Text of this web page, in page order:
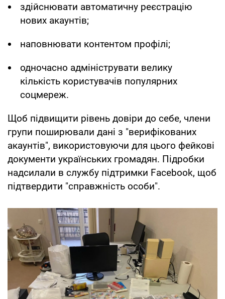
здійснювати автоматичну реєстрацію
нових акаунтів;
наповнювати контентом профілі;
одночасно адмініструвати велику
кількість користувачів популярних
соцмереж.
Щоб підвищити рівень довіри до себе, члени
групи поширювали дані з "верифікованих
акаунтів", використовуючи для цього фейкові
документи українських громадян. Підробки
надсилали в службу підтримки Facebook, щоб
підтвердити "справжність особи".